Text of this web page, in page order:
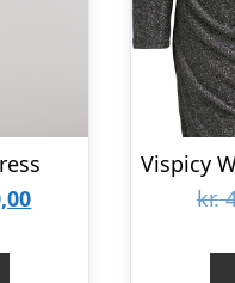
Den
kr.